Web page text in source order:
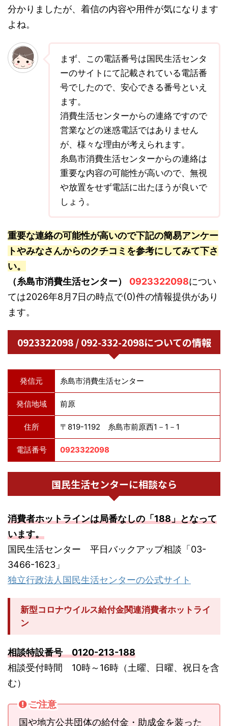
分かりましたが、着信の内容や用件が気になります
よね。
まず、この電話番号は国民生活センタ
ーのサイトにて記載されている電話番
号でしたので、安心できる番号といえ
ます。
消費生活センターからの連絡ですので
営業などの迷惑電話ではありません
が、様々な理由が考えられます。
糸島市消費生活センターからの連絡は
重要な内容の可能性が高いので、無視
や放置をせず電話に出たほうが良いで
しょう。
重要な連絡の可能性が高いので下記の簡易アンケー
トやみなさんからのクチコミを参考にしてみて下さ
い。
（糸島市消費生活センター）
0923322098につい
ては2026年8月7日の時点で(0)件の情報提供があり
ます。
0923322098 / 092-332-2098についての情報
発信元 糸島市消費生活センター
発信地域 前原
住所 〒819-1192 糸島市前原西1－1－1
電話番号 0923322098
国民生活センターに相談なら
消費者ホットラインは局番なしの「188」となって
います。
国民生活センター 平日バックアップ相談「03-
3466-1623」
独立行政法人国民生活センターの公式サイト
新型コロナウイルス給付金関連消費者ホットライ
ン
相談特設番号 0120-213-188
相談受付時間 10時～16時（土曜、日曜、祝日を含
む）
ご注意
国や地方公共団体の給付金・助成金を装った